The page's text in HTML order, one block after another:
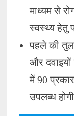
माध्यम से
स्वस्थ्य हेतु
पहले की
और दवाइयों
में 90
उपलब्ध